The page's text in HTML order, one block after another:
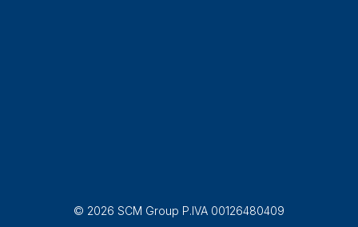
© 2026 SCM Group P.IVA 00126480409